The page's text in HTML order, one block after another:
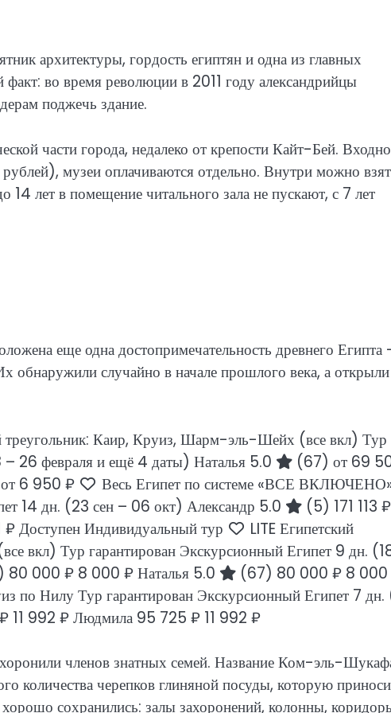
архитектуры, гордость египтян и одна из главных
во время революции в 2011 году александрийцы
поджечь здание.
части города, недалеко от крепости Кайт-Бей.
музеи оплачиваются отдельно. Внутри можно
лет в помещение читального зала не пускают, с 7 лет
еще одна достопримечательность древнего Египта
случайно в начале прошлого века, а
треугольник: Каир, Круиз, Шарм-эль-Шейх (все вкл) Тур
– 26 февраля и ещё 4 даты) Наталья 5.0 (67) от 69
от 6 950 ₽
Весь Египет по системе «ВСЕ
14 дн. (23 сен – 06 окт) Александр 5.0 (5) 171 113 ₽
₽Доступен Индивидуальный тур
LITE Египетский
вкл) Тур гарантирован Экскурсионный Египет 9 дн.
80 000 ₽ 8 000 ₽Наталья 5.0 (67) 80 000 ₽ 8
по Нилу Тур гарантирован Экскурсионный Египет 7 дн.
11 992 ₽Людмила 95 725 ₽ 11 992 ₽
членов знатных семей. Название Ком-эль-
количества черепков глиняной посуды, которую
сохранились: залы захоронений, колонны,